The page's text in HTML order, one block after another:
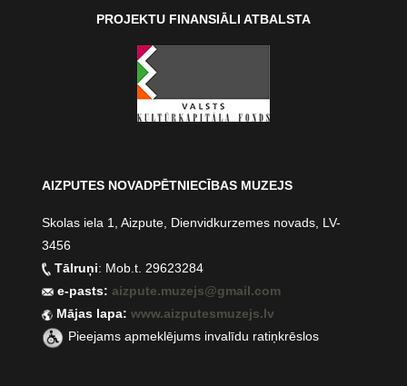
PROJEKTU FINANSIĀLI ATBALSTA
AIZPUTES NOVADPĒTNIECĪBAS MUZEJS
Skolas iela 1, Aizpute, Dienvidkurzemes novads, LV-
3456
Tālruņi: Mob.t. 29623284
e-pasts:aizpute.muzejs@gmail.com
Mājas lapa:www.aizputesmuzejs.lv
Pieejams apmeklējums invalīdu ratiņkrēslos